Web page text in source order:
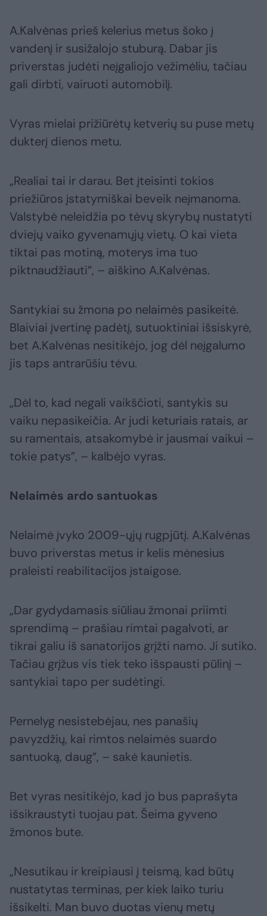
A.Kalvėnas prieš kelerius metus šoko į
vandenį ir susižalojo stuburą. Dabar jis
priverstas judėti neįgaliojo vežimėliu, tačiau
gali dirbti, vairuoti automobilį.
Vyras mielai prižiūrėtų ketverių su puse metų
dukterį dienos metu.
„Realiai tai ir darau. Bet įteisinti tokios
priežiūros įstatymiškai beveik neįmanoma.
Valstybė neleidžia po tėvų skyrybų nustatyti
dviejų vaiko gyvenamųjų vietų. O kai vieta
tiktai pas motiną, moterys ima tuo
piktnaudžiauti”, – aiškino A.Kalvėnas.
Santykiai su žmona po nelaimės pasikeitė.
Blaiviai įvertinę padėtį, sutuoktiniai išsiskyrė,
bet A.Kalvėnas nesitikėjo, jog dėl neįgalumo
jis taps antrarūšiu tėvu.
„Dėl to, kad negali vaikščioti, santykis su
vaiku nepasikeičia. Ar judi keturiais ratais, ar
su ramentais, atsakomybė ir jausmai vaikui –
tokie patys”, – kalbėjo vyras.
Nelaimės ardo santuokas
Nelaimė įvyko 2009-ųjų rugpjūtį. A.Kalvėnas
buvo priverstas metus ir kelis mėnesius
praleisti reabilitacijos įstaigose.
„Dar gydydamasis siūliau žmonai priimti
sprendimą – prašiau rimtai pagalvoti, ar
tikrai galiu iš sanatorijos grįžti namo. Ji sutiko.
Tačiau grįžus vis tiek teko išspausti pūlinį –
santykiai tapo per sudėtingi.
Pernelyg nesistebėjau, nes panašių
pavyzdžių, kai rimtos nelaimės suardo
santuoką, daug”, – sakė kaunietis.
Bet vyras nesitikėjo, kad jo bus paprašyta
išsikraustyti tuojau pat. Šeima gyveno
žmonos bute.
„Nesutikau ir kreipiausi į teismą, kad būtų
nustatytas terminas, per kiek laiko turiu
išsikelti. Man buvo duotas vienų metų